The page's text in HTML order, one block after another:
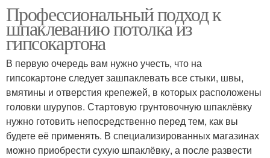
Профессиональный подход к
шпаклеванию потолка из
гипсокартона
В первую очередь вам нужно учесть, что на
гипсокартоне следует зашпаклевать все стыки, швы,
вмятины и отверстия крепежей, в которых расположены
головки шурупов. Стартовую грунтовочную шпаклёвку
нужно готовить непосредственно перед тем, как вы
будете её применять. В специализированных магазинах
можно приобрести сухую шпаклёвку, а после развести